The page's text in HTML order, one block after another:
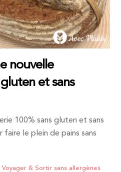
nouvelle
et sans
100% sans gluten et sans
faire le plein de pains sans
Voyager & Sortir sans allergènes